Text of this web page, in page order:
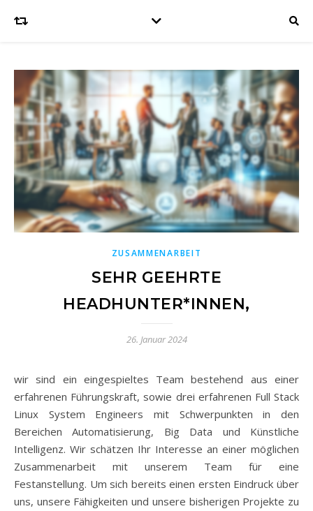
ZUSAMMENARBEIT
SEHR GEEHRTE
HEADHUNTER*INNEN,
26. Januar 2024
wir sind ein eingespieltes Team bestehend aus einer
erfahrenen Führungskraft, sowie drei erfahrenen Full Stack
Linux System Engineers mit Schwerpunkten in den
Bereichen Automatisierung, Big Data und Künstliche
Intelligenz. Wir schätzen Ihr Interesse an einer möglichen
Zusammenarbeit mit unserem Team für eine
Festanstellung. Um sich bereits einen ersten Eindruck über
uns, unsere Fähigkeiten und unsere bisherigen Projekte zu